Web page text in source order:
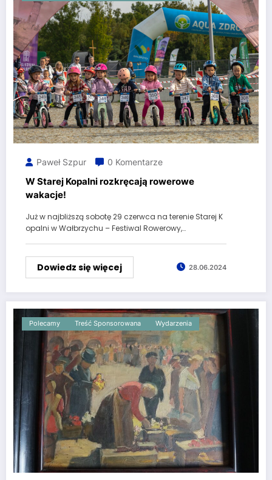
Paweł Szpur 0 Komentarze
W Starej Kopalni rozkręcają rowerowe
wakacje!
Już w najbliższą sobotę 29 czerwca na terenie Starej K
opalni w Wałbrzychu – Festiwal Rowerowy,…
Dowiedz się więcej 28.06.2024
Polecamy Treść Sponsorowana Wydarzenia